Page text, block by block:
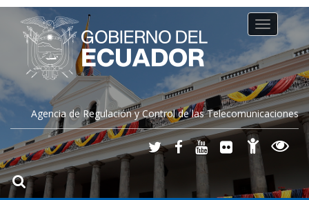
Agencia de Regulación y Control de las Telecomunicaciones
Toggle
navigation